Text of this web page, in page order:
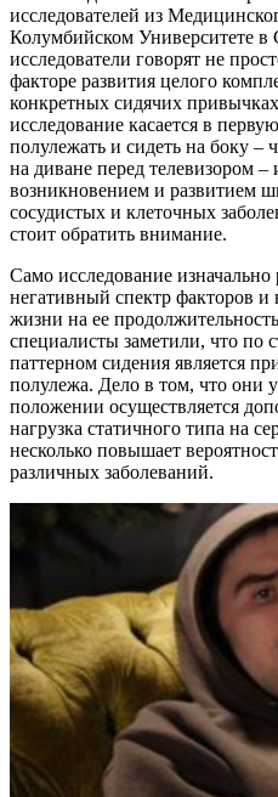
исследователей из
Колумбийском Университете
исследователи говорят не
факторе развития целого
конкретных сидячих
исследование касается в
полулежать и сидеть на боку –
на диване перед телевизором –
возникновением и развитием
сосудистых и клеточных
стоит обратить внимание.
Само исследование
негативный спектр факторов и
жизни на ее
специалисты заметили, что по
паттерном сидения является
полулежа. Дело в том, что они
положении осуществляется
нагрузка статичного типа на
несколько повышает
различных заболеваний.